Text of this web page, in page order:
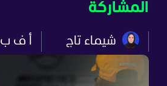
المشاركة
شيماء تاج أ ف ب